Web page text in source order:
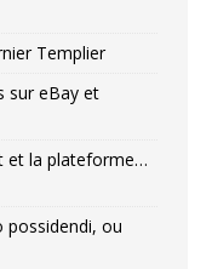
Templier
sur eBay et
et la plateforme…
possidendi, ou